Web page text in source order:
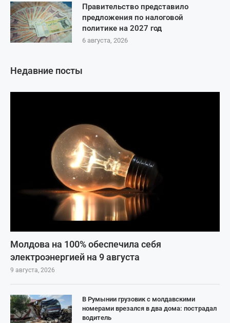
Правительство представило
предложения по налоговой
политике на 2027 год
6 августа, 2026
Недавние посты
Молдова на 100% обеспечила себя
электроэнергией на 9 августа
9 августа, 2026
В Румынии грузовик с молдавскими
номерами врезался в два дома: пострадал
водитель